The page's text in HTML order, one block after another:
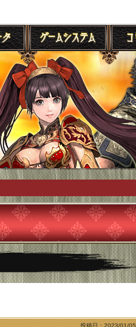
投稿日：2023/01/05